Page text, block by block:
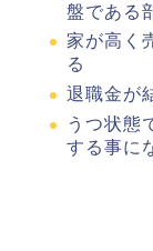
盤である
家が高く
る
退職金が
うつ状態
する事に